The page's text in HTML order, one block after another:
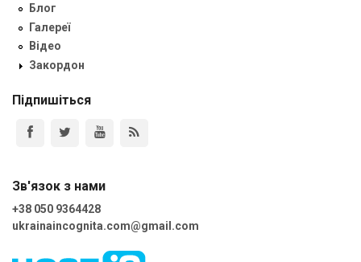
Блог
Галереї
Відео
Закордон
Підпишіться
Зв'язок з нами
+38 050 9364428
ukrainaincognita.com@gmail.com